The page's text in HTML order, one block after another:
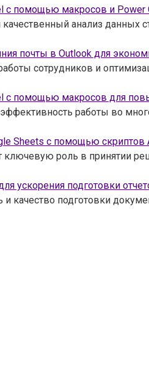
с помощью макросов и Power
анализ данных
почты в Outlook для
сотрудников и
с помощью макросов для
работы во
Sheets с помощью скриптов
роль в принятии
ускорения подготовки
качество подготовки